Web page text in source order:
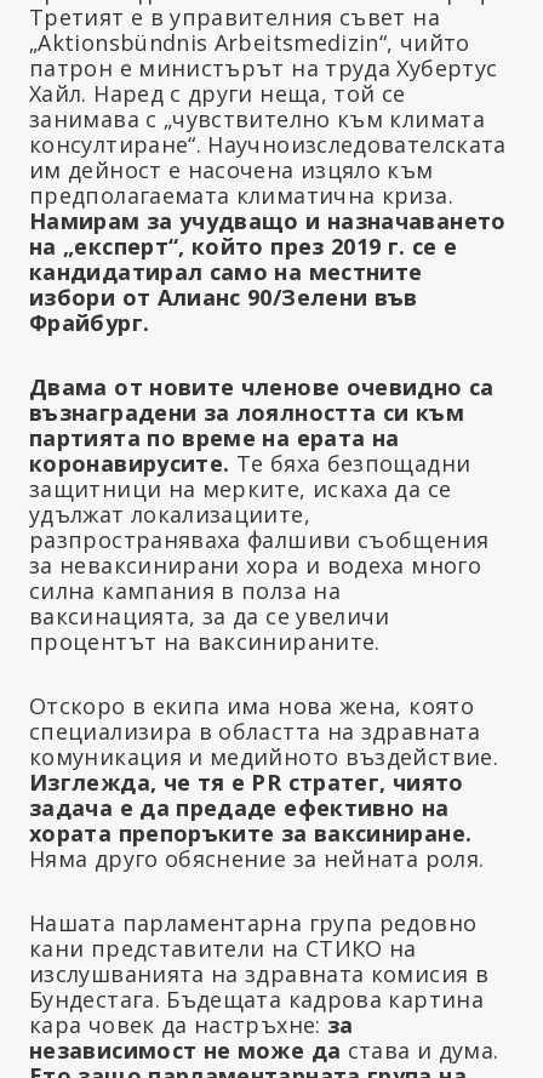
Третият е в управителния съвет на
„Aktionsbündnis Arbeitsmedizin“, чийто
патрон е министърът на труда Хубертус
Хайл. Наред с други неща, той се
занимава с „чувствително към климата
консултиране“. Научноизследователската
им дейност е насочена изцяло към
предполагаемата климатична криза.
Намирам за учудващо и назначаването
на „експерт“, който през 2019 г. се е
кандидатирал само на местните
избори от Алианс 90/Зелени във
Фрайбург.
Двама от новите членове очевидно са
възнаградени за лоялността си към
партията по време на ерата на
коронавирусите. Те бяха безпощадни
защитници на мерките, искаха да се
удължат локализациите,
разпространяваха фалшиви съобщения
за неваксинирани хора и водеха много
силна кампания в полза на
ваксинацията, за да се увеличи
процентът на ваксинираните.
Отскоро в екипа има нова жена, която
специализира в областта на здравната
комуникация и медийното въздействие.
Изглежда, че тя е PR стратег, чиято
задача е да предаде ефективно на
хората препоръките за ваксиниране.
Няма друго обяснение за нейната роля.
Нашата парламентарна група редовно
кани представители на СТИКО на
изслушванията на здравната комисия в
Бундестага. Бъдещата кадрова картина
кара човек да настръхне: за
независимост не може да става и дума.